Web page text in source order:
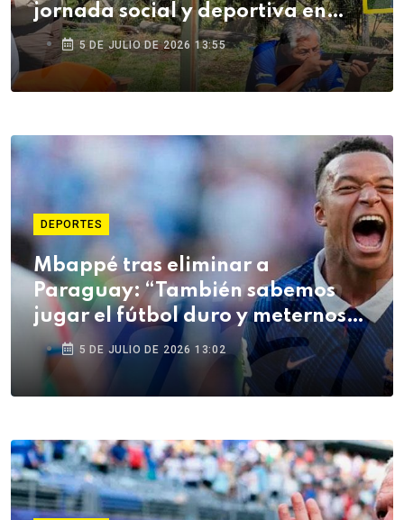
jornada social y deportiva en
Arequipa
5 DE JULIO DE 2026 13:55
DEPORTES
Mbappé tras eliminar a
Paraguay: “También sabemos
jugar el fútbol duro y meternos
en la pelea”
5 DE JULIO DE 2026 13:02